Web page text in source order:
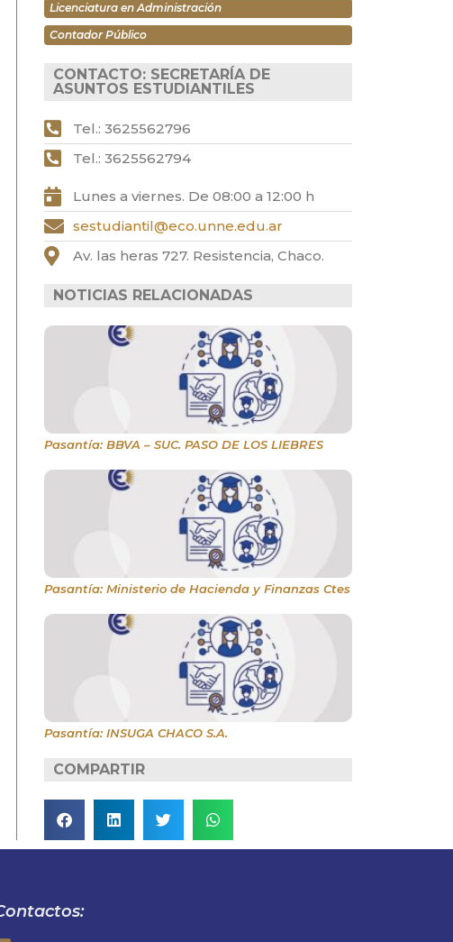
Licenciatura en Administración
Contador Público
CONTACTO: SECRETARÍA DE
ASUNTOS ESTUDIANTILES
Tel.: 3625562796
Tel.: 3625562794
Lunes a viernes. De 08:00 a 12:00 h
sestudiantil@eco.unne.edu.ar
Av. las heras 727. Resistencia, Chaco.
NOTICIAS RELACIONADAS
Pasantía: BBVA – SUC. PASO DE LOS LIEBRES
Pasantía: Ministerio de Hacienda y Finanzas Ctes
Pasantía: INSUGA CHACO S.A.
COMPARTIR